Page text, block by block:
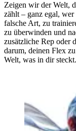
Zeigen wir der Welt,
zählt – ganz egal,
falsche Art, zu
zu überwinden und
zusätzliche Rep oder
darum, deinen Flex
Welt, was in dir